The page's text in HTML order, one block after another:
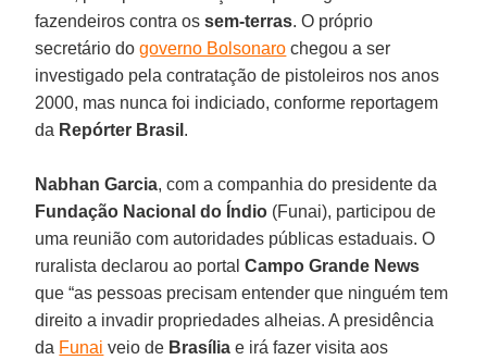
fazendeiros contra ossem-terras. O próprio
secretário dogoverno Bolsonaro chegou a ser
investigado pela contratação de pistoleiros nos anos
2000, mas nunca foi indiciado, conforme reportagem
da Repórter Brasil .
Nabhan Garcia, com a companhia do presidente da
Fundação Nacional do Índio (Funai), participou de
uma reunião com autoridades públicas estaduais. O
ruralista declarou ao portalCampo Grande News
que “as pessoas precisam entender que ninguém tem
direito a invadir propriedades alheias. A presidência
da Funai veio de Brasília e irá fazer visita aos